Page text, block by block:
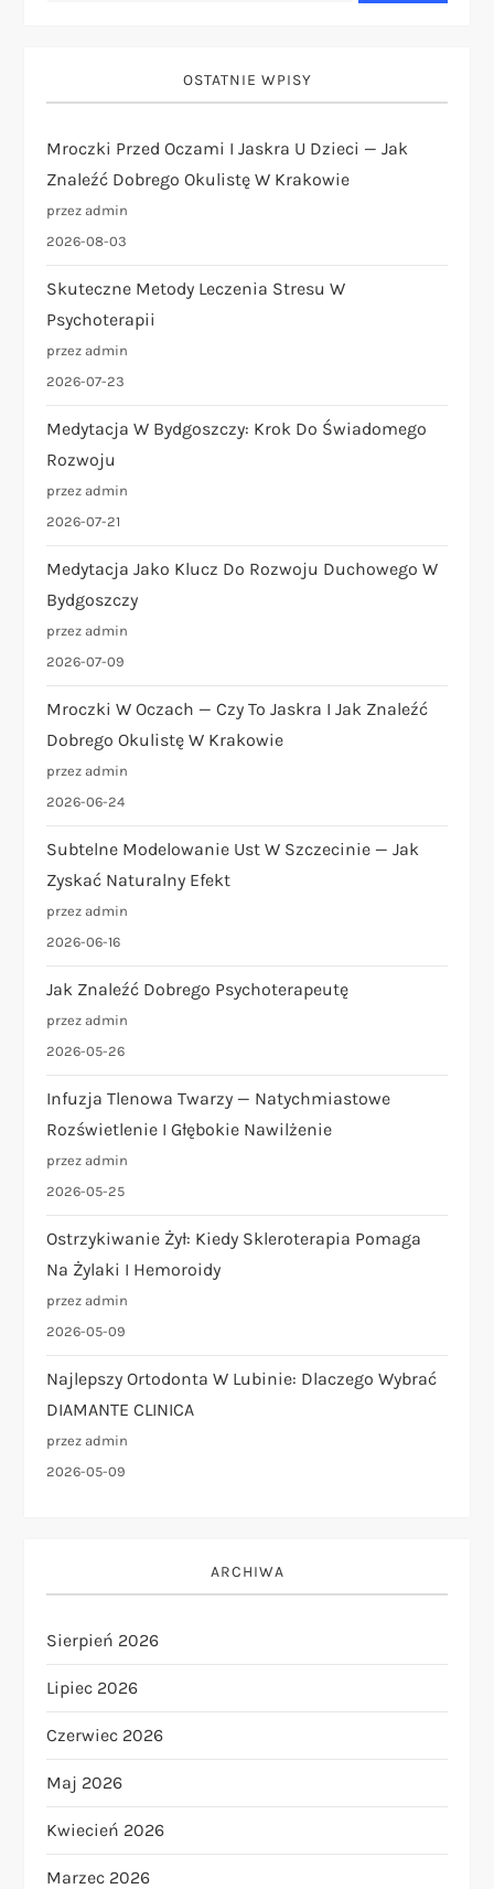
a
w
p
i
s
u
OSTATNIE WPISY
Mroczki Przed Oczami I Jaskra U Dzieci — Jak
Znaleźć Dobrego Okulistę W Krakowie
przez admin
2026-08-03
Skuteczne Metody Leczenia Stresu W
Psychoterapii
przez admin
2026-07-23
Medytacja W Bydgoszczy: Krok Do Świadomego
Rozwoju
przez admin
2026-07-21
Medytacja Jako Klucz Do Rozwoju Duchowego W
Bydgoszczy
przez admin
2026-07-09
Mroczki W Oczach — Czy To Jaskra I Jak Znaleźć
Dobrego Okulistę W Krakowie
przez admin
2026-06-24
Subtelne Modelowanie Ust W Szczecinie — Jak
Zyskać Naturalny Efekt
przez admin
2026-06-16
Jak Znaleźć Dobrego Psychoterapeutę
przez admin
2026-05-26
Infuzja Tlenowa Twarzy — Natychmiastowe
Rozświetlenie I Głębokie Nawilżenie
przez admin
2026-05-25
Ostrzykiwanie Żył: Kiedy Skleroterapia Pomaga
Na Żylaki I Hemoroidy
przez admin
2026-05-09
Najlepszy Ortodonta W Lubinie: Dlaczego Wybrać
DIAMANTE CLINICA
przez admin
2026-05-09
ARCHIWA
Sierpień 2026
Lipiec 2026
Czerwiec 2026
Maj 2026
Kwiecień 2026
Marzec 2026